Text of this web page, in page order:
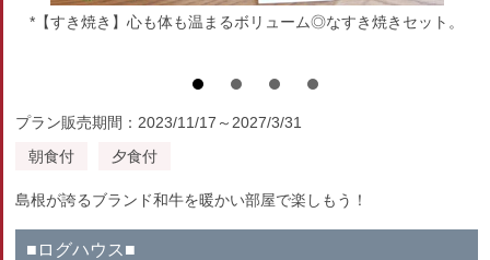
*【すき焼き】心も体も温まるボリューム◎なすき焼きセット。
プラン販売期間：2023/11/17～2027/3/31
朝食付
夕食付
島根が誇るブランド和牛を暖かい部屋で楽しもう！
■ログハウス■